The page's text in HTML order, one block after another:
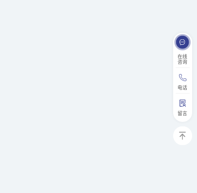
在线
咨询
电话
留言